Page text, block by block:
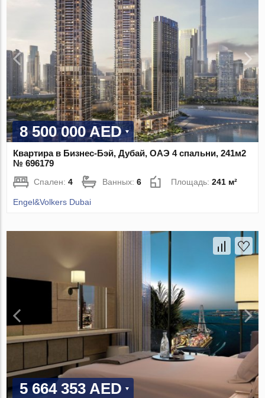
8 500 000 AED
Квартира в Бизнес-Бэй, Дубай, ОАЭ 4 спальни, 241м2
№ 696179
Спален:4 Ванных:6 Площадь:241 м²
Engel&Volkers Dubai
5 664 353 AED